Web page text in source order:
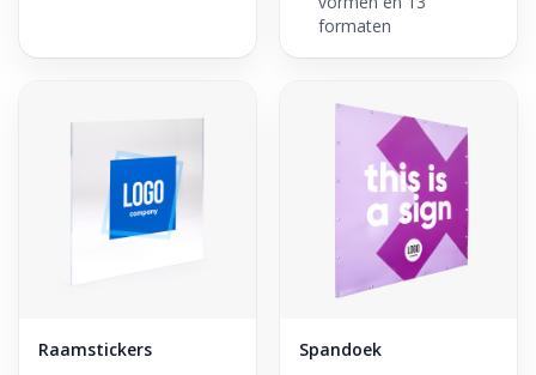
formaten
Raamstickers
Spandoek